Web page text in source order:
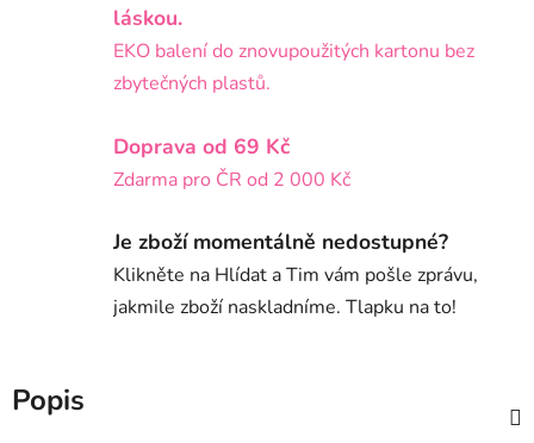
láskou.
EKO balení do znovupoužitých kartonu bez
zbytečných plastů.
Doprava od 69 Kč
Zdarma pro ČR od 2 000 Kč
Je zboží momentálně nedostupné?
Klikněte na Hlídat a Tim vám pošle zprávu,
jakmile zboží naskladníme. Tlapku na to!
Popis